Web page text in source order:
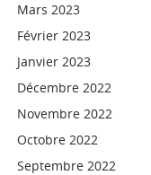
Mars 2023
Février 2023
Janvier 2023
Décembre 2022
Novembre 2022
Octobre 2022
Septembre 2022